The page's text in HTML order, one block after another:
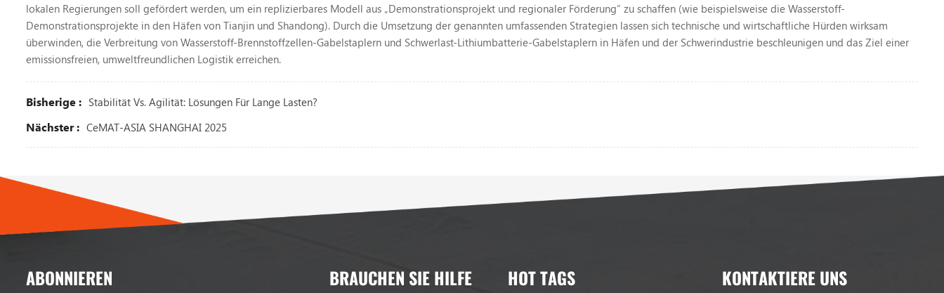
lokalen Regierungen soll gefördert werden, um ein replizierbares Modell aus „Demonstrationsprojekt und regionaler Förderung“ zu schaffen (wie beispielsweise die Wasserstoff-
Demonstrationsprojekte in den Häfen von Tianjin und Shandong). Durch die Umsetzung der genannten umfassenden Strategien lassen sich technische und wirtschaftliche Hürden wirksam
überwinden, die Verbreitung von Wasserstoff-Brennstoffzellen-Gabelstaplern und Schwerlast-Lithiumbatterie-Gabelstaplern in Häfen und der Schwerindustrie beschleunigen und das Ziel einer
emissionsfreien, umweltfreundlichen Logistik erreichen.
Bisherige : Stabilität Vs. Agilität: Lösungen Für Lange Lasten?
Nächster : CeMAT-ASIA SHANGHAI 2025
ABONNIEREN BRAUCHEN SIE HILFE HOT TAGS KONTAKTIERE UNS